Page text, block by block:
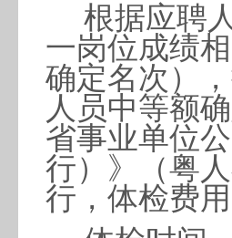
根据应聘
一岗位成绩
确定名次）
人员中等额
省事业单位
行）》（粤
行，体检费